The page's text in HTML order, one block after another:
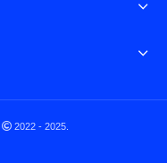
2022 - 2025.